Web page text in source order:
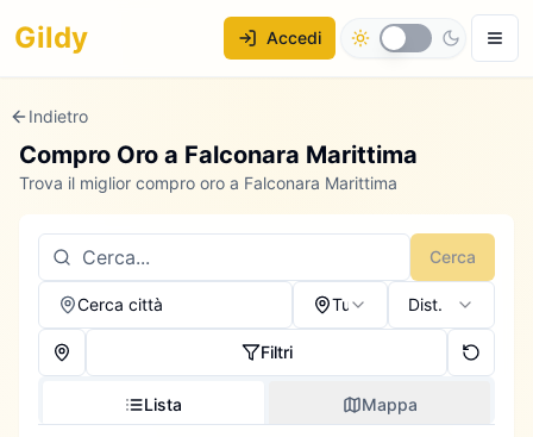
Gildy Accedi
Indietro
Compro Oro a Falconara Marittima
Trova il miglior compro oro a Falconara Marittima
Cerca
Cerca città Tutti Dist.
Filtri
Lista Mappa